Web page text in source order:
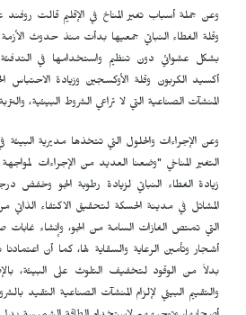
وعن جملة أسباب تغير المناخ في الإقليم قالت روفند
وقلة الغطاء النباتي جمعيها بدأت منذ حدوث
بشكل عشوائي دون تنظيم واستخدامها في التدفئة
أكسيد الكربون وقلة الأوكسجين وزيادة الاحتباس
المنشآت الصناعية التي لا تراعي الشروط البيئية، والتربة
وعن الإجراءات والحلول التي تتخذها مديرية البيئة
التغير المناخي "وضعنا العديد من الإجراءات
زيادة الغطاء النباتي لزيادة رطوبة الجو وخفض
المشاتل في مدينة الحسكة لتحقيق الاكتفاء الذاتي
التي تمتص الغازات السامة من الجو، وإنشاء
أشجار وتأمين الرعاية والسقاية لها، كما أن
بدلاً من الوقود لتخفيف التلوث على البيئة،
والتقييم البيئي لإلزام المنشآت الصناعية التقيد